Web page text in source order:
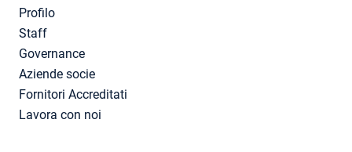
Profilo
Staff
Governance
Aziende socie
Fornitori Accreditati
Lavora con noi